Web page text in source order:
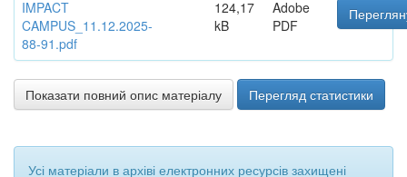
IMPACT
CAMPUS_11.12.2025-
88-91.pdf
124,17
kB
Adobe
PDF
Показати повний опис матеріалу Перегляд статистики
Усі матеріали в архіві електронних ресурсів захищені